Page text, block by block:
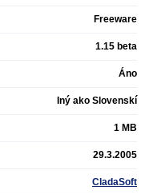
Freeware
1.15 beta
Áno
Iný ako Slovenskí
1 MB
29.3.2005
CladaSoft